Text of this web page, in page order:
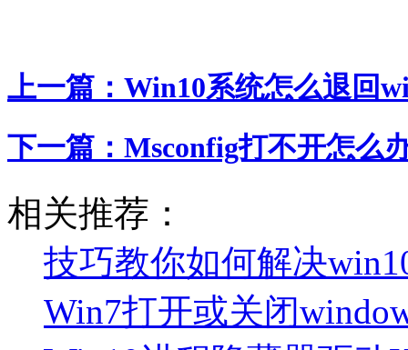
上一篇： Win10系统怎么退回
下一篇： Msconfig打不开怎么
相关推荐：
技巧教你如何解决
Win7打开或关闭